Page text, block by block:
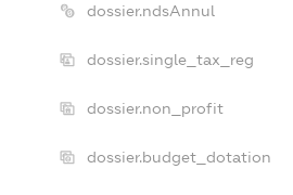
dossier.ndsAnnul
dossier.single_tax_reg
dossier.non_profit
dossier.budget_dotation